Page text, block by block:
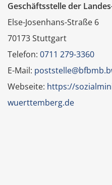
Geschäftsstelle der
Else-Josenhans-Straße 6
70173 Stuttgart
Telefon: 0711 279-3360
E-Mail:
Webseite: https://
wuerttemberg.de